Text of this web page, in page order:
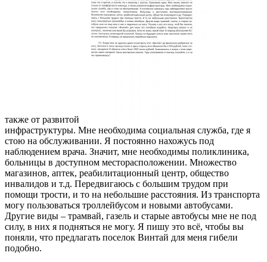
также от развитой
инфраструктуры. Мне необходима социальная служба, где я
стою на обслуживании. Я постоянно нахожусь под
наблюдением врача. Значит, мне необходимы поликлиника,
больницы в доступном месторасположении. Множество
магазинов, аптек, реабилитационный центр, общество
инвалидов и т.д. Передвигаюсь с большим трудом при
помощи трости, и то на небольшие расстояния. Из транспорта
могу пользоваться троллейбусом и новыми автобусами.
Другие виды – трамвай, газель и старые автобусы мне не под
силу, в них я подняться не могу. Я пишу это всё, чтобы вы
поняли, что предлагать поселок Винтай для меня гибели
подобно.